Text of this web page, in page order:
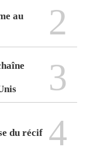
au
2
3
du récif 4